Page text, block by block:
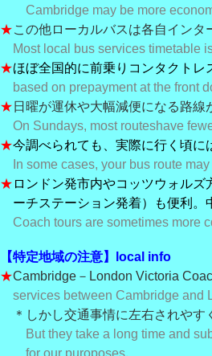
Cambridge may be more
★この他ローカルバスは各自イン
Most local bus services timetable
★ほぼ全国的に前乗りコンタクトレ
based on prepayment at the front
★ 日曜が運休や大幅減便になる路線
On Sundays, most routeshave
★今調べられても、実際に行く頃
In some cases, your bus route
★ ロンドン発市内やコッツウォル
ーチステーション発着）も便利。
Coach tours are sometimes more
【特定地域の注意】local info
★Cambridge－London Victoria
services between Cambridge and
＊しかし交通事情に左右されやす
But they take a long time and
for our puroposes.